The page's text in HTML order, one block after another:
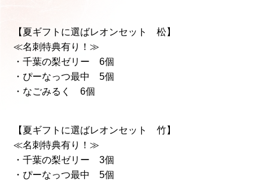
【夏ギフトに選ばレオンセット 松】
≪名刺特典有り！≫
・千葉の梨ゼリー 6個
・ぴーなっつ最中 5個
・なごみるく 6個
【夏ギフトに選ばレオンセット 竹】
≪名刺特典有り！≫
・千葉の梨ゼリー 3個
・ぴーなっつ最中 5個